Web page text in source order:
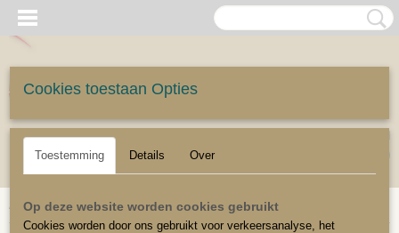
Inloggen Registreren
(0)
Home >Stoffeerbenodigdheden>Strips
Cookies toestaan Opties
Toestemming Details Over
Op deze website worden cookies gebruikt
Cookies worden door ons gebruikt voor verkeersanalyse, het